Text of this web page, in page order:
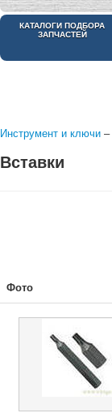
КАТАЛОГИ ПОДБОРА
ЗАПЧАСТЕЙ
Инструмент и ключи –
Вставки
Фото